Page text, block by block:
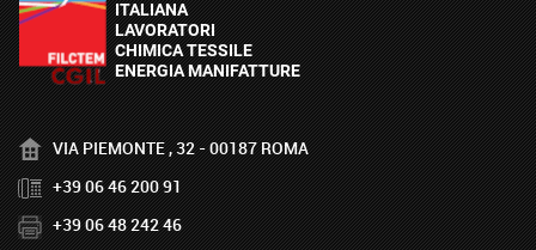
VIA PIEMONTE , 32 - 00187 ROMA
+39 06 46 200 91
+39 06 48 242 46